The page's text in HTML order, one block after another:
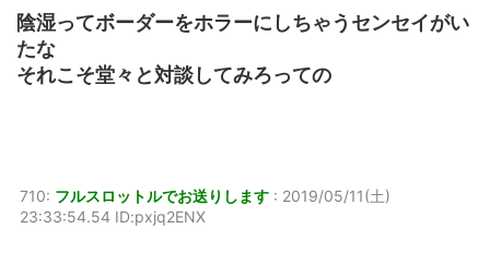
陰湿ってボーダーをホラーにしちゃうセンセイがい
たな
それこそ堂々と対談してみろっての
710: フルスロットルでお送りします : 2019/05/11(土)
23:33:54.54 ID:pxjq2ENX